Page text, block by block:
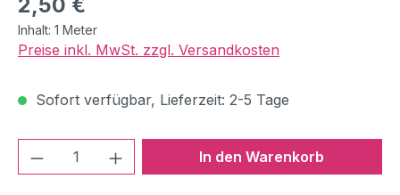
Inhalt: 1 Meter
Preise inkl. MwSt. zzgl. Versandkosten
Sofort verfügbar, Lieferzeit: 2-5 Tage
Produkt Anzahl: Gib denIn den Warenkorb